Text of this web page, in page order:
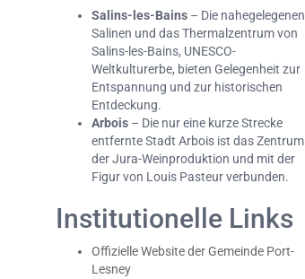
Salins-les-Bains – Die nahegelegenen
Salinen und das Thermalzentrum von
Salins-les-Bains, UNESCO-
Weltkulturerbe, bieten Gelegenheit zur
Entspannung und zur historischen
Entdeckung.
Arbois – Die nur eine kurze Strecke
entfernte Stadt Arbois ist das Zentrum
der Jura-Weinproduktion und mit der
Figur von Louis Pasteur verbunden.
Institutionelle Links
Offizielle Website der Gemeinde Port-
Lesney